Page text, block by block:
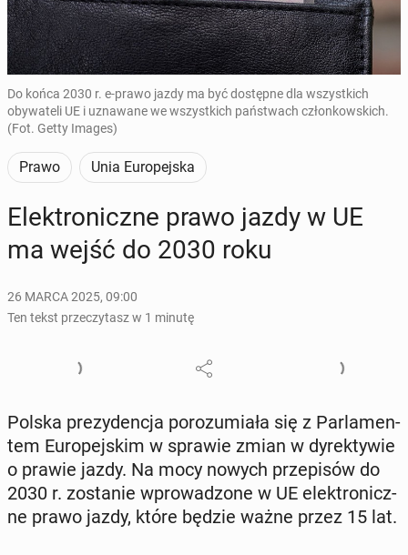
Do końca 2030 r. e-prawo jazdy ma być dostępne dla wszystkich
obywateli UE i uznawane we wszystkich państwach członkowskich.
(Fot. Getty Images)
Prawo Unia Europejska
Elek­tro­nicz­ne prawo jazdy w UE
ma wejść do 2030 roku
26 MARCA 2025, 09:00
Ten tekst przeczytasz w 1 minutę
Polska pre­zy­den­cja po­ro­zu­mia­ła się z Par­la­men­
tem Eu­ro­pej­skim w sprawie zmian w dy­rek­ty­wie
o prawie jazdy. Na mocy nowych prze­pi­sów do
2030 r. zo­sta­nie wpro­wa­dzo­ne w UE elek­tro­nicz­
ne prawo jazdy, które będzie ważne przez 15 lat.